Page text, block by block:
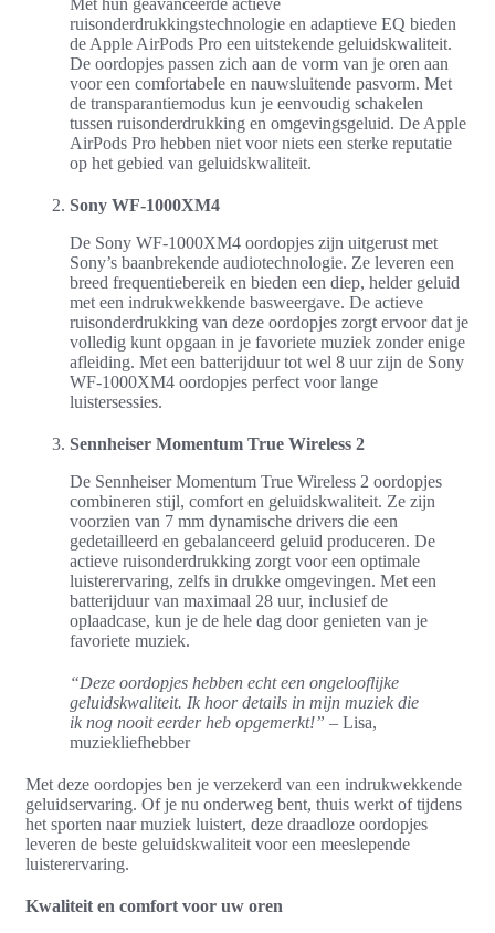
Met hun geavanceerde actieve
ruisonderdrukkingstechnologie en adaptieve EQ bieden
de Apple AirPods Pro een uitstekende geluidskwaliteit.
De oordopjes passen zich aan de vorm van je oren aan
voor een comfortabele en nauwsluitende pasvorm. Met
de transparantiemodus kun je eenvoudig schakelen
tussen ruisonderdrukking en omgevingsgeluid. De Apple
AirPods Pro hebben niet voor niets een sterke reputatie
op het gebied van geluidskwaliteit.
Sony WF-1000XM4
De Sony WF-1000XM4 oordopjes zijn uitgerust met
Sony’s baanbrekende audiotechnologie. Ze leveren een
breed frequentiebereik en bieden een diep, helder geluid
met een indrukwekkende basweergave. De actieve
ruisonderdrukking van deze oordopjes zorgt ervoor dat je
volledig kunt opgaan in je favoriete muziek zonder enige
afleiding. Met een batterijduur tot wel 8 uur zijn de Sony
WF-1000XM4 oordopjes perfect voor lange
luistersessies.
Sennheiser Momentum True Wireless 2
De Sennheiser Momentum True Wireless 2 oordopjes
combineren stijl, comfort en geluidskwaliteit. Ze zijn
voorzien van 7 mm dynamische drivers die een
gedetailleerd en gebalanceerd geluid produceren. De
actieve ruisonderdrukking zorgt voor een optimale
luisterervaring, zelfs in drukke omgevingen. Met een
batterijduur van maximaal 28 uur, inclusief de
oplaadcase, kun je de hele dag door genieten van je
favoriete muziek.
“Deze oordopjes hebben echt een ongelooflijke
geluidskwaliteit. Ik hoor details in mijn muziek die
ik nog nooit eerder heb opgemerkt!” – Lisa,
muziekliefhebber
Met deze oordopjes ben je verzekerd van een indrukwekkende
geluidservaring. Of je nu onderweg bent, thuis werkt of tijdens
het sporten naar muziek luistert, deze draadloze oordopjes
leveren de beste geluidskwaliteit voor een meeslepende
luisterervaring.
Kwaliteit en comfort voor uw oren